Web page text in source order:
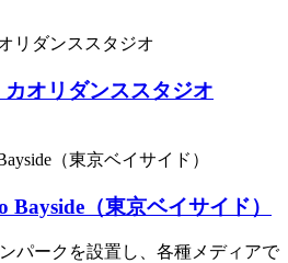
オリダンススタジオ
Bayside（東京ベイサイド）
パークを設置し、各種メディアで